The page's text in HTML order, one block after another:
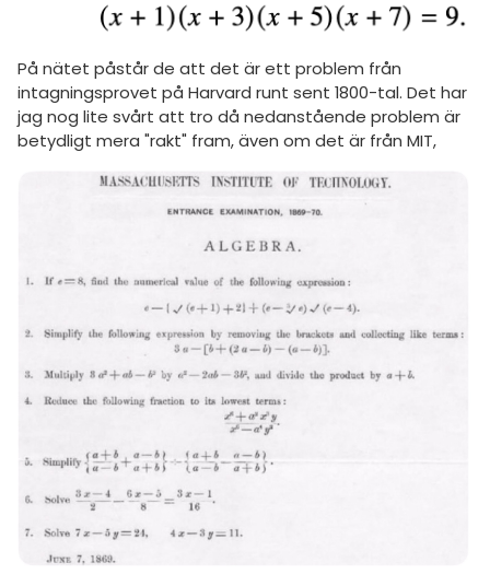
På nätet påstår de att det är ett problem från
intagningsprovet på Harvard runt sent 1800-tal. Det har
jag nog lite svårt att tro då nedanstående problem är
betydligt mera "rakt" fram, även om det är från MIT,
Matte 5
Inför högskolan
Universitet
Högskoleprovet
MaFy (mattedelen)
Livehjälpen
Topplistor
Regler
ämnen
diskussioner